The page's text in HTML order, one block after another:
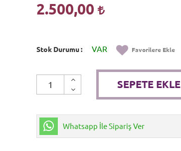
2.500,00
Stok Durumu VAR Favorilere Ekle
SEPETE EKLE
Whatsapp İle Sipariş Ver